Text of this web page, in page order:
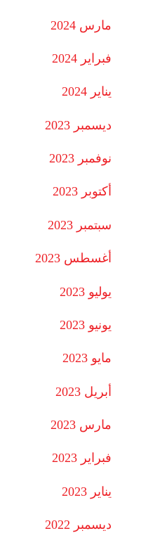
مارس 2024
فبراير 2024
يناير 2024
ديسمبر 2023
نوفمبر 2023
أكتوبر 2023
سبتمبر 2023
أغسطس 2023
يوليو 2023
يونيو 2023
مايو 2023
أبريل 2023
مارس 2023
فبراير 2023
يناير 2023
ديسمبر 2022